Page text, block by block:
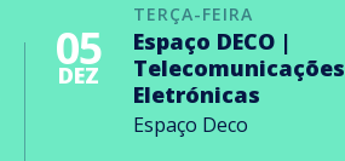
TERÇA-FEIRA
05
DEZ
Espaço DECO |
Telecomunicações
Eletrónicas
Espaço Deco